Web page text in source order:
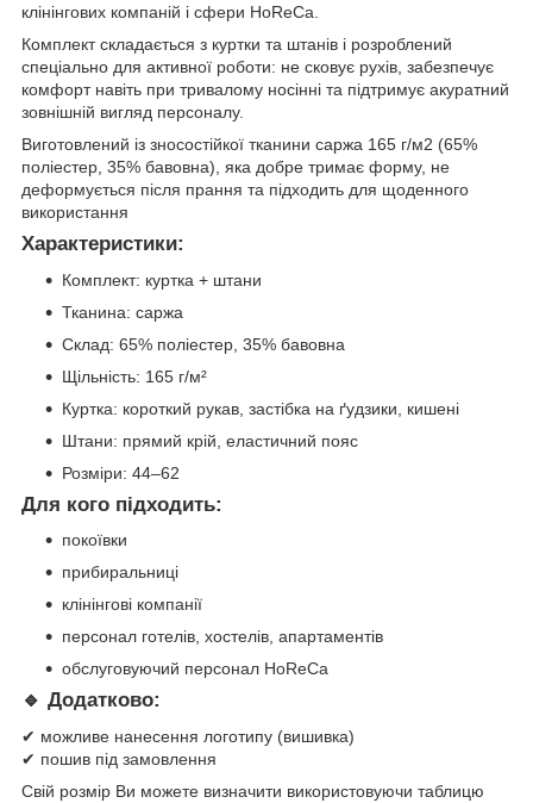
клінінгових компаній і сфери HoReCa.
Комплект складається з куртки та штанів і розроблений
спеціально для активної роботи: не сковує рухів, забезпечує
комфорт навіть при тривалому носінні та підтримує акуратний
зовнішній вигляд персоналу.
Виготовлений із зносостійкої тканини саржа 165 г/м2 (65%
поліестер, 35% бавовна), яка добре тримає форму, не
деформується після прання та підходить для щоденного
використання
Характеристики:
Комплект: куртка + штани
Тканина: саржа
Склад: 65% поліестер, 35% бавовна
Щільність: 165 г/м²
Куртка: короткий рукав, застібка на ґудзики, кишені
Штани: прямий крій, еластичний пояс
Розміри: 44–62
Для кого підходить:
покоївки
прибиральниці
клінінгові компанії
персонал готелів, хостелів, апартаментів
обслуговуючий персонал HoReCa
🔹 Додатково:
✔ можливе нанесення логотипу (вишивка)
✔ пошив під замовлення
Свій розмір Ви можете визначити використовуючи таблицю